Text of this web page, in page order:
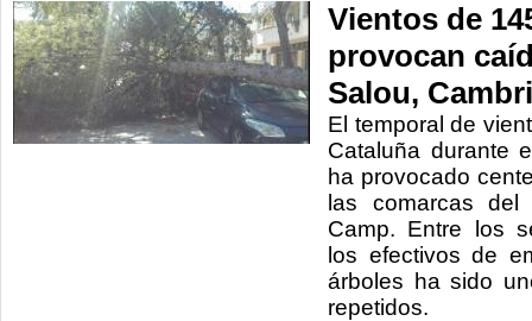
Vientos de
provocan
Salou,
El temporal de
Cataluña durante
ha provocado
las comarcas
Camp. Entre los
los efectivos de
árboles ha sido
repetidos.